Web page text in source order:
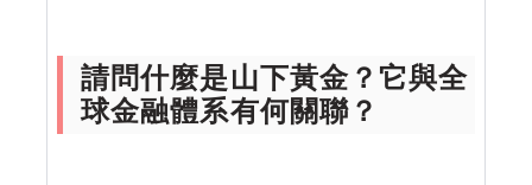
請問什麼是山下黃金？它與全
球金融體系有何關聯？